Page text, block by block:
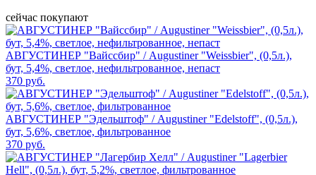
сейчас покупают
АВГУСТИНЕР "Вайссбир" / Augustiner "Weissbier", (0,5л.),
бут, 5,4%, светлое, нефильтрованное, непаст
370 руб.
АВГУСТИНЕР "Эдельштоф" / Augustiner "Edelstoff", (0,5л.),
бут, 5,6%, светлое, фильтрованное
370 руб.